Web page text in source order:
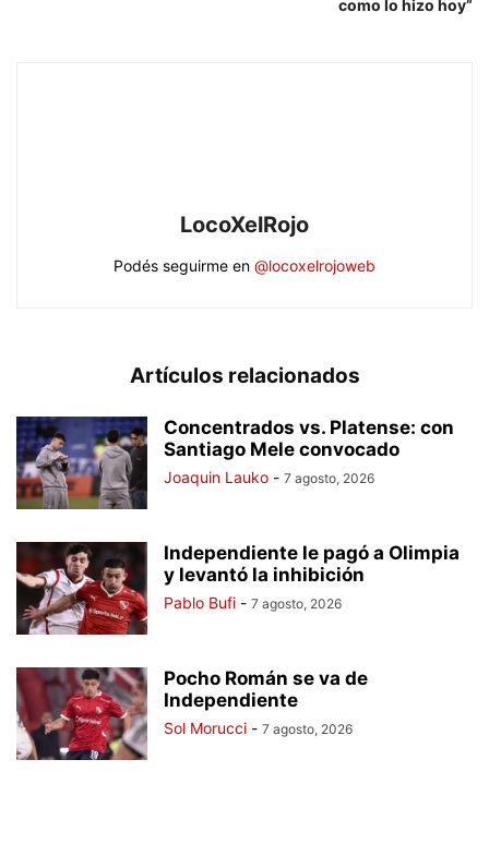
como lo hizo hoy”
LocoXelRojo
Podés seguirme en @locoxelrojoweb
Artículos relacionados
Concentrados vs. Platense: con
Santiago Mele convocado
Joaquin Lauko - 7 agosto, 2026
Independiente le pagó a Olimpia
y levantó la inhibición
Pablo Bufi - 7 agosto, 2026
Pocho Román se va de
Independiente
Sol Morucci - 7 agosto, 2026